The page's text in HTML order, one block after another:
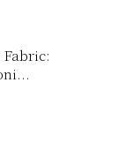
Fabric: